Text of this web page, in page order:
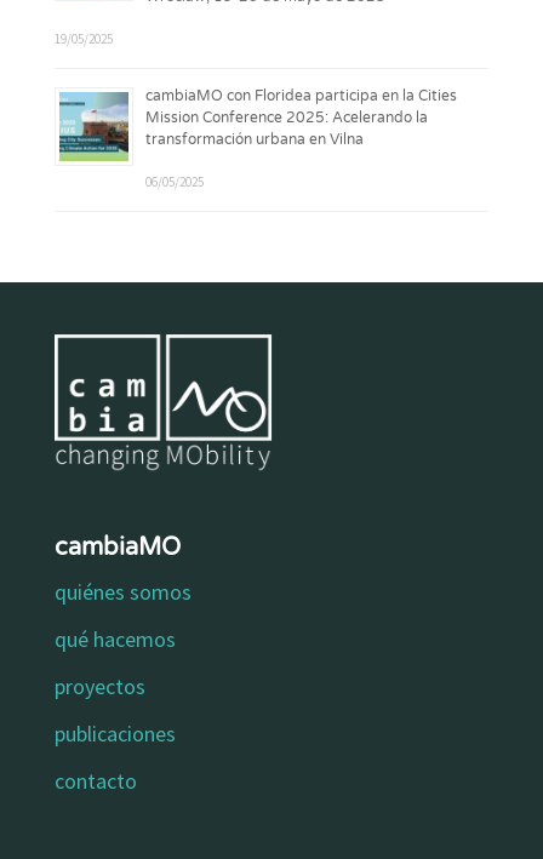
19/05/2025
cambiaMO con Floridea participa en la Cities
Mission Conference 2025: Acelerando la
transformación urbana en Vilna
06/05/2025
cambiaMO
quiénes somos
qué hacemos
proyectos
publicaciones
contacto